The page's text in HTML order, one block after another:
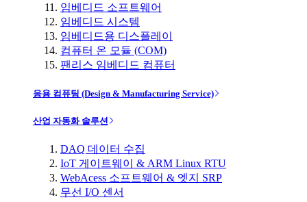
임베디드 소프트웨어
임베디드 시스템
임베디드용 디스플레이
컴퓨터 온 모듈 (COM)
팬리스 임베디드 컴퓨터
응용 컴퓨팅 (Design & Manufacturing Service)
산업 자동화 솔루션
DAQ 데이터 수집
IoT 게이트웨이 & ARM Linux RTU
WebAcess 소프트웨어 & 엣지 SRP
무선 I/O 센서